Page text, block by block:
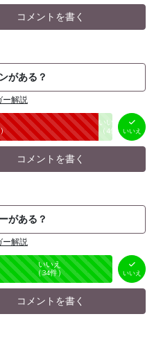
コメントを書く
がある？
ー解説
未投票
いいえ
（ 4件）いいえ
コメントを書く
がある？
ー解説
票
いいえ
（34件） いいえ
コメントを書く